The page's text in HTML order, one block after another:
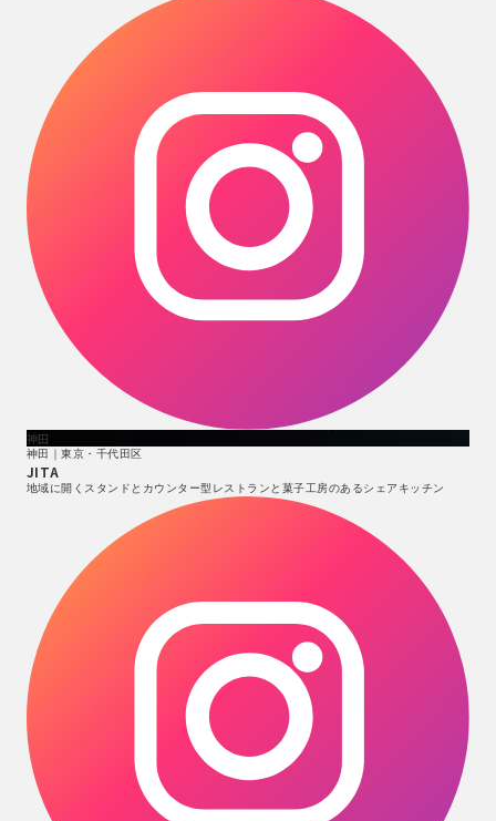
神田
神田｜東京・千代田区
JITA
地域に開くスタンドとカウンター型レストランと菓子工房のあるシェアキッチン